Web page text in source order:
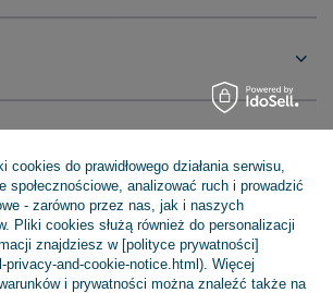
cookies do prawidłowego działania serwisu,
społecznościowe, analizować ruch i prowadzić
- zarówno przez nas, jak i naszych
Pliki cookies służą również do personalizacji
znajdziesz w [polityce prywatności]
and-cookie-notice.html). Więcej
i prywatności można znaleźć także na